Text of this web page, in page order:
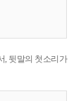
, 뒷말의 첫소리가